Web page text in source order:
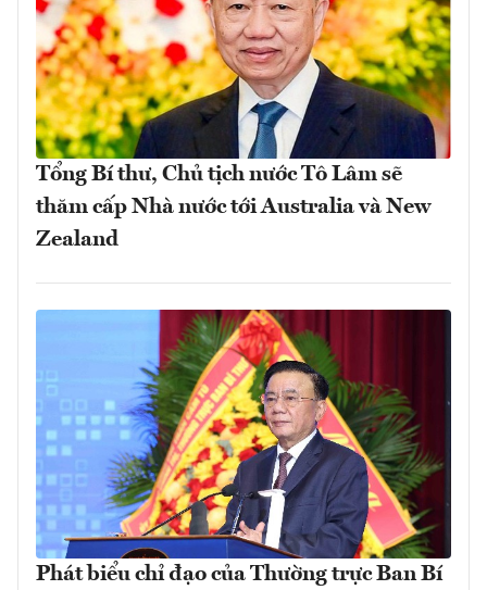
Tổng Bí thư, Chủ tịch nước Tô Lâm sẽ
thăm cấp Nhà nước tới Australia và New
Zealand
Phát biểu chỉ đạo của Thường trực Ban Bí